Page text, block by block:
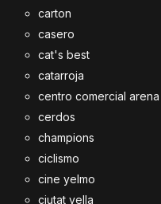
carton
casero
cat's best
catarroja
centro comercial arena
cerdos
champions
ciclismo
cine yelmo
ciutat vella